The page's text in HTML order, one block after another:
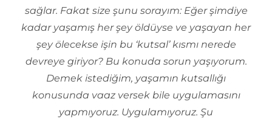
sağlar. Fakat size şunu sorayım: Eğer şimdiye
kadar yaşamış her şey öldüyse ve yaşayan her
şey ölecekse işin bu ‘kutsal’ kısmı nerede
devreye giriyor? Bu konuda sorun yaşıyorum.
Demek istediğim, yaşamın kutsallığı
konusunda vaaz versek bile uygulamasını
yapmıyoruz. Uygulamıyoruz. Şu